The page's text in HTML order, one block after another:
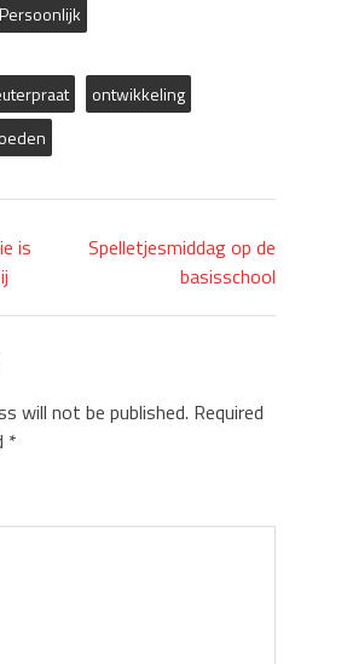
Persoonlijk
ontwikkeling
is
Spelletjesmiddag op de
basisschool
will not be published. Required
*